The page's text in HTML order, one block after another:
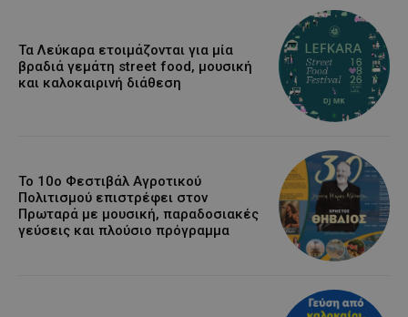
Τα Λεύκαρα ετοιμάζονται για μία
βραδιά γεμάτη street food, μουσική
και καλοκαιρινή διάθεση
Το 10ο Φεστιβάλ Αγροτικού
Πολιτισμού επιστρέφει στον
Πρωταρά με μουσική, παραδοσιακές
γεύσεις και πλούσιο πρόγραμμα